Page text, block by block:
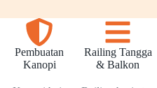
Pembuatan
Kanopi
Railing Tangga
& Balkon